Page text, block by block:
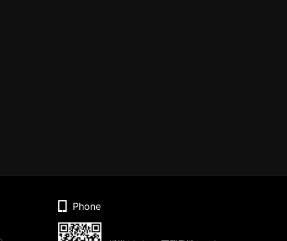
Phone